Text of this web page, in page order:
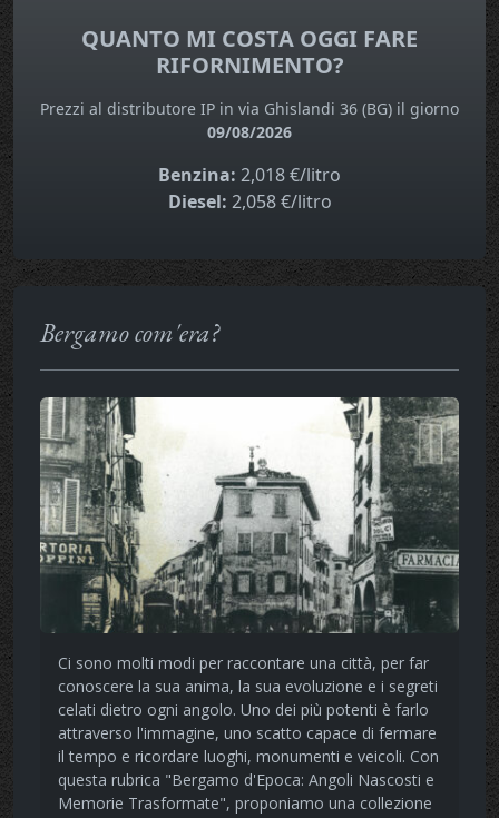
QUANTO MI COSTA OGGI FARE
RIFORNIMENTO?
Prezzi al distributore IP in via Ghislandi 36 (BG) il giorno
09/08/2026
Benzina: 2,018 €/litro
Diesel: 2,058 €/litro
Bergamo com'era?
Ci sono molti modi per raccontare una città, per far
conoscere la sua anima, la sua evoluzione e i segreti
celati dietro ogni angolo. Uno dei più potenti è farlo
attraverso l'immagine, uno scatto capace di fermare
il tempo e ricordare luoghi, monumenti e veicoli. Con
questa rubrica "Bergamo d'Epoca: Angoli Nascosti e
Memorie Trasformate", proponiamo una collezione